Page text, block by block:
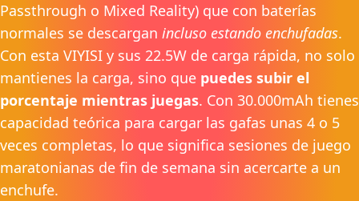
Passthrough o Mixed Reality) que con baterías
normales se descargan incluso estando enchufadas.
Con esta VIYISI y sus 22.5W de carga rápida, no solo
mantienes la carga, sino que puedes subir el
porcentaje mientras juegas. Con 30.000mAh tienes
capacidad teórica para cargar las gafas unas 4 o 5
veces completas, lo que significa sesiones de juego
maratonianas de fin de semana sin acercarte a un
enchufe.